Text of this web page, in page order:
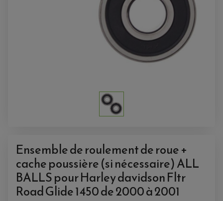
GUIDON QUAD
KIT DÉCO QUAD / SSV
KIT POIGNÉE DE GAZ QUAD
POIGNÉE QUAD
PROTÈGE-MAINS
PONTETS / REHAUSSES DE GUIDON
REPOSE PIED QUAD
Ensemble de roulement de roue +
cache poussière (si nécessaire) ALL
BALLS pour Harley davidson Fltr
Road Glide 1450 de 2000 à 2001